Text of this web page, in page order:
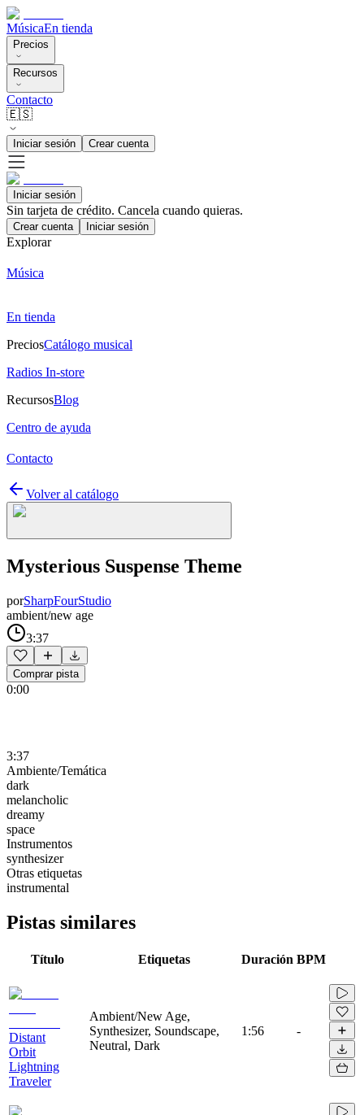
MúsicaEn tienda
Precios
Recursos
Contacto
🇪🇸
Iniciar sesión Crear cuenta
Iniciar sesión
Sin tarjeta de crédito. Cancela cuando quieras.
Crear cuenta Iniciar sesión
Explorar
Música
En tienda
PreciosCatálogo musical
Radios In-store
RecursosBlog
Centro de ayuda
Contacto
Volver al catálogo
Mysterious Suspense Theme
porSharpFourStudio
ambient/new age
3:37
Comprar pista
0:00
3:37
Ambiente/Temática
dark
melancholic
dreamy
space
Instrumentos
synthesizer
Otras etiquetas
instrumental
Pistas similares
Título Etiquetas Duración BPM
Distant
Orbit
Lightning
Traveler
Ambient/New Age,
Synthesizer, Soundscape,
Neutral, Dark
1:56 -